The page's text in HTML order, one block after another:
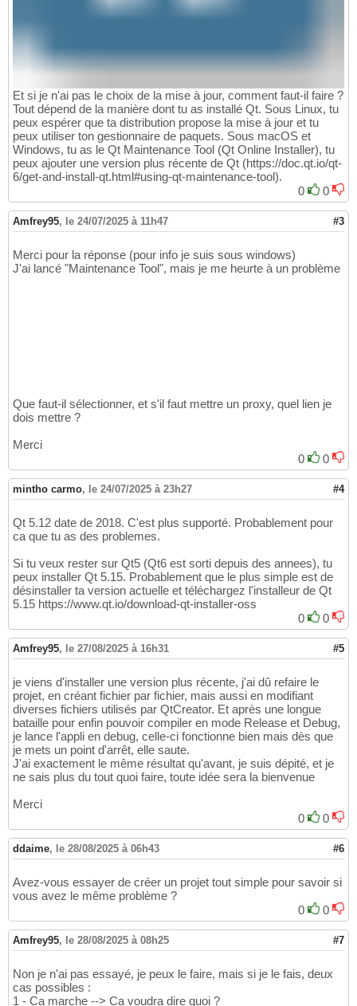
Et si je n'ai pas le choix de la mise à jour, comment faut-il faire ?
Tout dépend de la manière dont tu as installé Qt. Sous Linux, tu
peux espérer que ta distribution propose la mise à jour et tu
peux utiliser ton gestionnaire de paquets. Sous macOS et
Windows, tu as le Qt Maintenance Tool (Qt Online Installer), tu
peux ajouter une version plus récente de Qt (https://doc.qt.io/qt-
6/get-and-install-qt.html#using-qt-maintenance-tool).
0
0
Amfrey95, le 24/07/2025 à 11h47 #3
Merci pour la réponse (pour info je suis sous windows)
J'ai lancé "Maintenance Tool", mais je me heurte à un problème
Que faut-il sélectionner, et s'il faut mettre un proxy, quel lien je
dois mettre ?
Merci
0
0
mintho carmo, le 24/07/2025 à 23h27 #4
Qt 5.12 date de 2018. C'est plus supporté. Probablement pour
ca que tu as des problemes.
Si tu veux rester sur Qt5 (Qt6 est sorti depuis des annees), tu
peux installer Qt 5.15. Probablement que le plus simple est de
désinstaller ta version actuelle et téléchargez l'installeur de Qt
5.15 https://www.qt.io/download-qt-installer-oss
0
0
Amfrey95, le 27/08/2025 à 16h31 #5
je viens d'installer une version plus récente, j'ai dû refaire le
projet, en créant fichier par fichier, mais aussi en modifiant
diverses fichiers utilisés par QtCreator. Et après une longue
bataille pour enfin pouvoir compiler en mode Release et Debug,
je lance l'appli en debug, celle-ci fonctionne bien mais dès que
je mets un point d'arrêt, elle saute.
J'ai exactement le même résultat qu'avant, je suis dépité, et je
ne sais plus du tout quoi faire, toute idée sera la bienvenue
Merci
0
0
ddaime, le 28/08/2025 à 06h43 #6
Avez-vous essayer de créer un projet tout simple pour savoir si
vous avez le même problème ?
0
0
Amfrey95, le 28/08/2025 à 08h25 #7
Non je n'ai pas essayé, je peux le faire, mais si je le fais, deux
cas possibles :
1 - Ca marche --> Ca voudra dire quoi ?